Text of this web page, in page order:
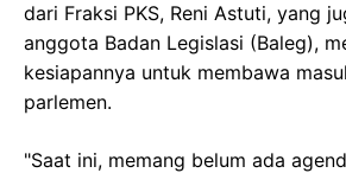
dari Fraksi PKS, Reni Astuti, yang
anggota Badan Legislasi (Baleg),
kesiapannya untuk membawa
parlemen.
"Saat ini, memang belum ada